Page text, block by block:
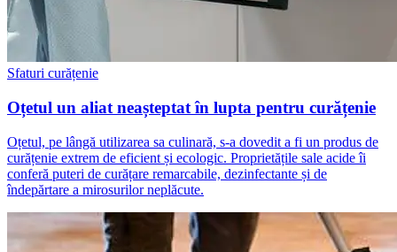
Sfaturi curățenie
Oțetul un aliat neașteptat în lupta pentru curățenie
Oțetul, pe lângă utilizarea sa culinară, s-a dovedit a fi un produs de
curățenie extrem de eficient și ecologic. Proprietățile sale acide îi
conferă puteri de curățare remarcabile, dezinfectante și de
îndepărtare a mirosurilor neplăcute.